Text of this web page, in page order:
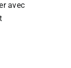
avec